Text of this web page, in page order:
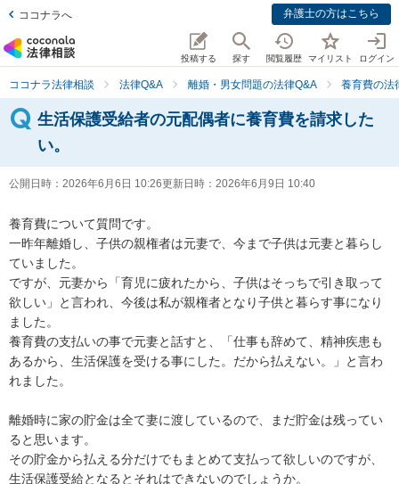
ココナラへ 弁護士の方はこちら
投稿する 探す 閲覧履歴 マイリスト ログイン
ココナラ法律相談 法律Q&A 離婚・男女問題の法律Q&A 養育費の法
生活保護受給者の元配偶者に養育費を請求した
い。
公開日時： 2026年6月6日 10:26更新日時： 2026年6月9日 10:40
養育費について質問です。
一昨年離婚し、子供の親権者は元妻で、今まで子供は元妻と暮らし
ていました。
ですが、元妻から「育児に疲れたから、子供はそっちで引き取って
欲しい」と言われ、今後は私が親権者となり子供と暮らす事になり
ました。
養育費の支払いの事で元妻と話すと、「仕事も辞めて、精神疾患も
あるから、生活保護を受ける事にした。だから払えない。」と言わ
れました。
離婚時に家の貯金は全て妻に渡しているので、まだ貯金は残ってい
ると思います。
その貯金から払える分だけでもまとめて支払って欲しいのですが、
生活保護受給となるとそれはできないのでしょうか。